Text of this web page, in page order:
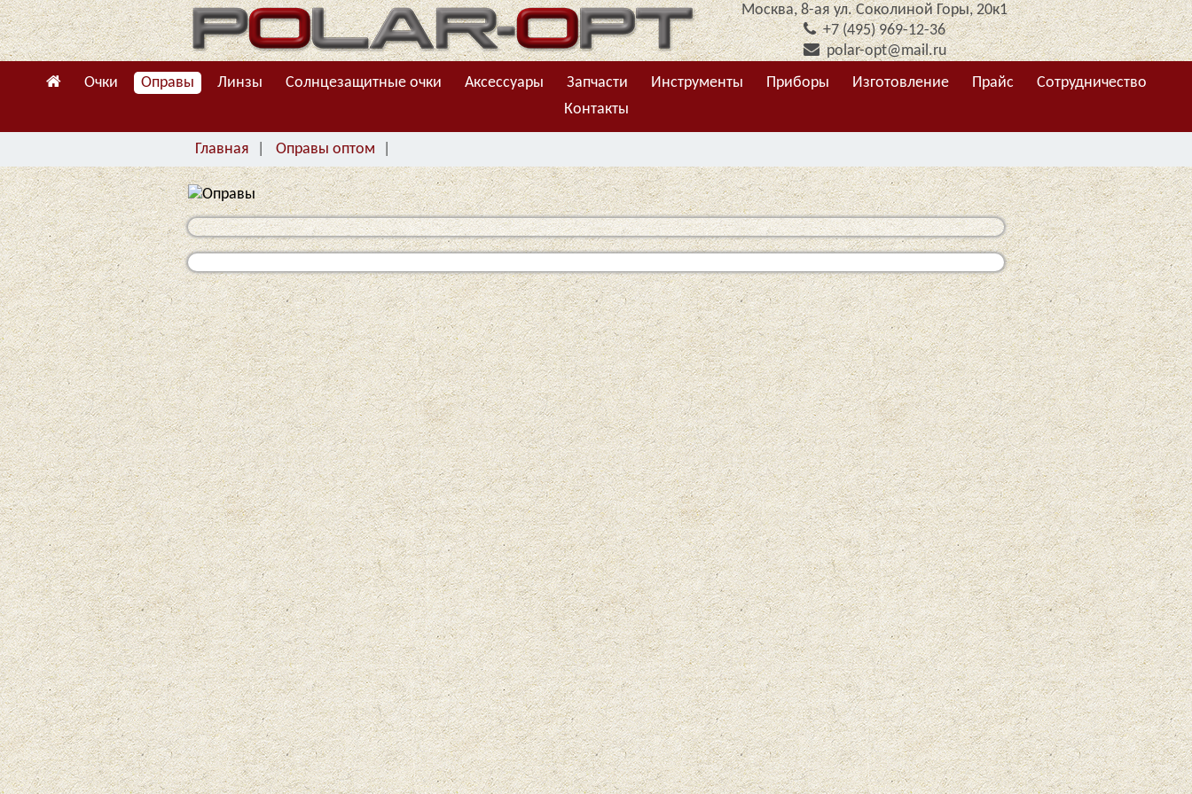
Москва, 8-ая ул. Соколиной Горы, 20к1
+7 (495) 969-12-36
polar-opt@mail.ru
Очки
Оправы Линзы Солнцезащитные очки Аксессуары Запчасти Инструменты Приборы Изготовление Прайс
Сотрудничество
Контакты
Главная Оправы оптом